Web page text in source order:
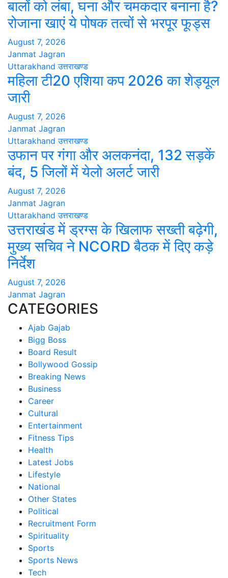
बालों को लंबा, घना और चमकदार बनाना है?
रोजाना खाएं ये पोषक तत्वों से भरपूर फूड्स
August 7, 2026
Janmat Jagran
Uttarakhand उत्तराखण्ड
महिला टी20 एशिया कप 2026 का शेड्यूल
जारी
August 7, 2026
Janmat Jagran
Uttarakhand उत्तराखण्ड
उफान पर गंगा और अलकनंदा, 132 सड़कें
बंद, 5 जिलों में येलो अलर्ट जारी
August 7, 2026
Janmat Jagran
Uttarakhand उत्तराखण्ड
उत्तराखंड में ड्रग्स के खिलाफ सख्ती बढ़ेगी,
मुख्य सचिव ने NCORD बैठक में दिए कड़े
निर्देश
August 7, 2026
Janmat Jagran
CATEGORIES
Ajab Gajab
Bigg Boss
Board Result
Bollywood Gossip
Breaking News
Business
Career
Cultural
Entertainment
Fitness Tips
Health
Latest Jobs
Lifestyle
National
Other States
Political
Recruitment Form
Spirituality
Sports
Sports News
Tech